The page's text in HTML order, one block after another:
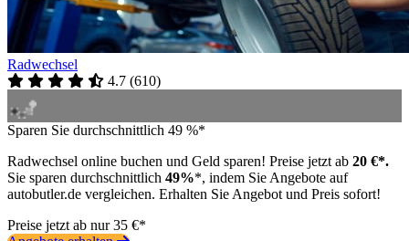
Radwechsel
4.7 (610)
Sparen Sie durchschnittlich 49 %*
Radwechsel online buchen und Geld sparen! Preise jetzt ab 20 €*.
Sie sparen durchschnittlich 49%*, indem Sie Angebote auf
autobutler.de vergleichen. Erhalten Sie Angebot und Preis sofort!
Preise jetzt ab nur 35 €*